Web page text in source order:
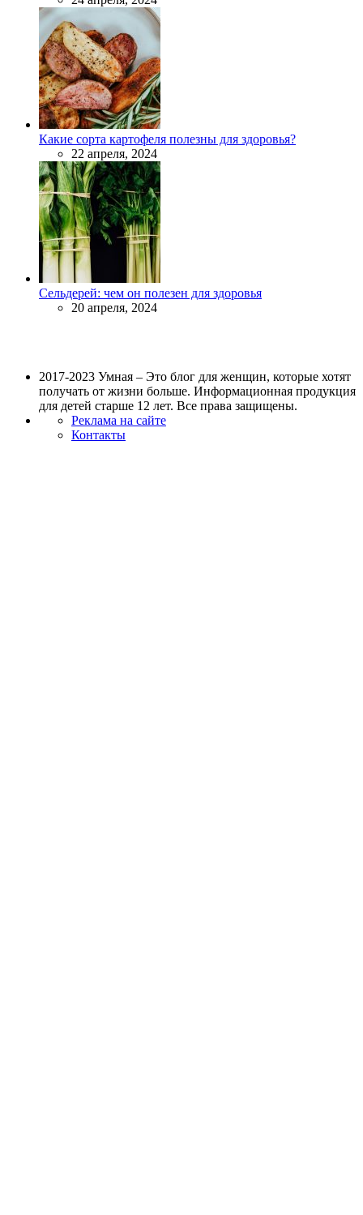
Какие сорта картофеля полезны для здоровья?
22 апреля, 2024
Сельдерей: чем он полезен для здоровья
20 апреля, 2024
2017-2023 Умная – Это блог для женщин, которые хотят
получать от жизни больше. Информационная продукция
для детей старше 12 лет. Все права защищены.
Реклама на сайте
Контакты